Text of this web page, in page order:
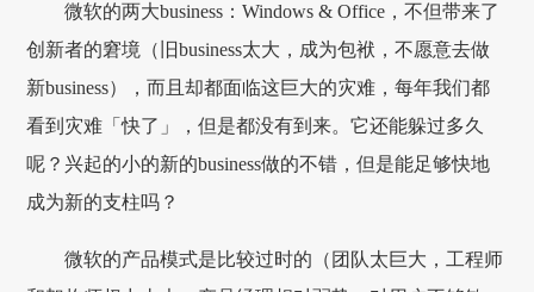
微软的两大business：Windows & Office，不但带来了
创新者的窘境（旧business太大，成为包袱，不愿意去做
新business），而且却都面临这巨大的灾难，每年我们都
看到灾难「快了」，但是都没有到来。它还能躲过多久
呢？兴起的小的新的business做的不错，但是能足够快地
成为新的支柱吗？
微软的产品模式是比较过时的（团队太巨大，工程师